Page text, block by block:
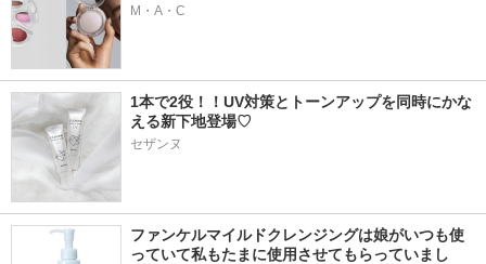
M・A・C
1本で2役！！UV対策とトーンアップを同時にかな
える新下地登場♡
セザンヌ
ファンケルマイルドクレンジングは娘がいつも使
っていて私もたまに使用させてもらっていまし